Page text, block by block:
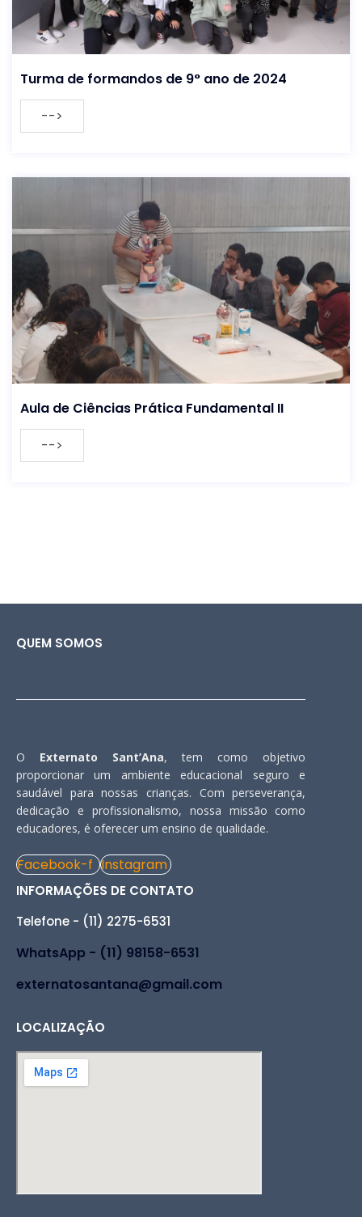
Turma de formandos de 9° ano de 2024
-->
Aula de Ciências Prática Fundamental II
-->
QUEM SOMOS
O Externato Sant’Ana, tem como objetivo
proporcionar um ambiente educacional seguro e
saudável para nossas crianças. Com perseverança,
dedicação e profissionalismo, nossa missão como
educadores, é oferecer um ensino de qualidade.
Facebook-f Instagram
INFORMAÇÕES DE CONTATO
Telefone - (11) 2275-6531
WhatsApp - (11) 98158-6531
externatosantana@gmail.com
LOCALIZAÇÃO